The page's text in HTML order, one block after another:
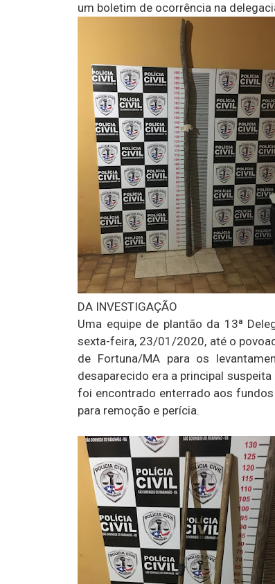
um boletim de ocorrência na
DA INVESTIGAÇÃO
Uma equipe de plantão da 13ª
sexta-feira, 23/01/2020, até o
de Fortuna/MA para os
desaparecido era a principal suspeita
foi encontrado enterrado aos
para remoção e perícia.